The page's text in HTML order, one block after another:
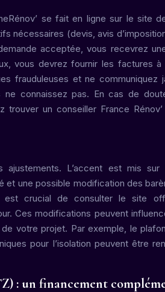
se fait en ligne sur le site
nécessaires (devis, avis
acceptée, vous recevrez
vous devrez fournir les factures
frauduleuses et ne communiquez
connaissez pas. En cas de
trouver un conseiller France
ajustements. L’accent est mis
une possible modification des
crucial de consulter le site
Ces modifications peuvent
votre projet. Par exemple, le
pour l’isolation peuvent être
: un financement